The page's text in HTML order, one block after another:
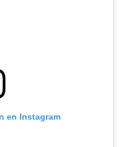
en Instagram